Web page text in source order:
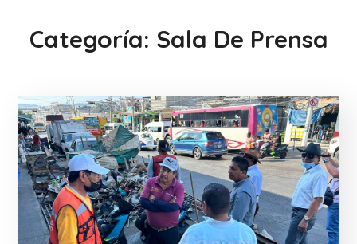
Categoría: Sala De Prensa